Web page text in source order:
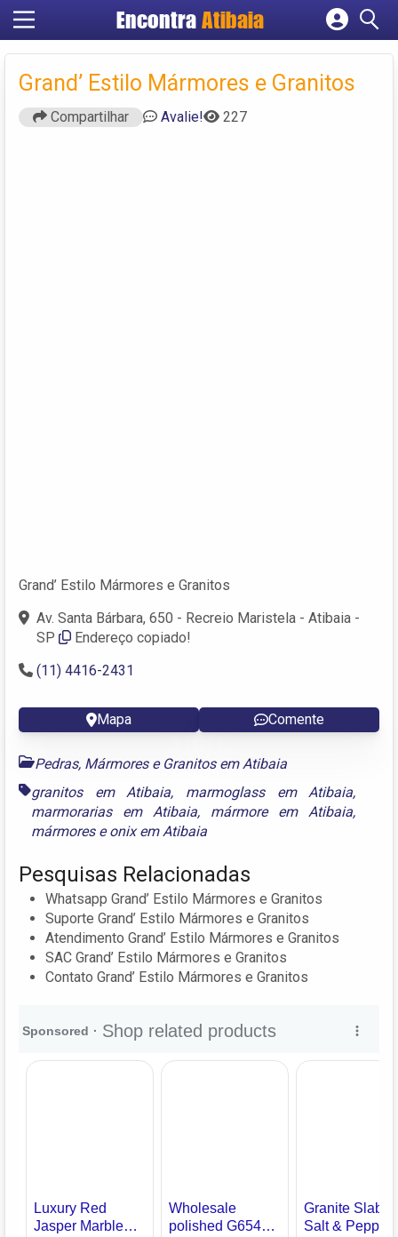
Encontra Atibaia
Cadastrar empresa
Criar conta
Grand’ Estilo Mármores e Granitos
Compartilhar Avalie! 227
Grand’ Estilo Mármores e Granitos
Av. Santa Bárbara, 650 - Recreio Maristela - Atibaia -
SP
Endereço copiado!
(11) 4416-2431
Mapa Comente
Pedras, Mármores e Granitos em Atibaia
granitos em Atibaia, marmoglass em Atibaia,
marmorarias em Atibaia, mármore em Atibaia,
mármoreseonix em Atibaia
Pesquisas Relacionadas
Whatsapp Grand’ Estilo Mármores e Granitos
Suporte Grand’ Estilo Mármores e Granitos
Atendimento Grand’ Estilo Mármores e Granitos
SAC Grand’ Estilo Mármores e Granitos
Contato Grand’ Estilo Mármores e Granitos